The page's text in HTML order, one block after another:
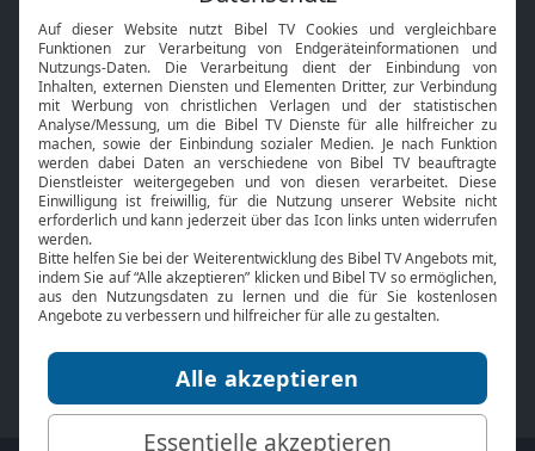
Neuigkeiten
Smart TV
HbbTV
Bibelthek Online-Bibel
Nächster Gottesdienst
Bibel TV
Über uns
Jobs
Mediadaten
Service
Kontakt
TV-Empfang